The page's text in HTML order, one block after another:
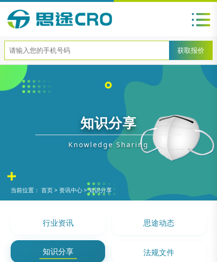
知识分享
Knowledge Sharing
当前位置：首页> 资讯中心>知识分享
行业资讯 思途动态
知识分享 法规文件